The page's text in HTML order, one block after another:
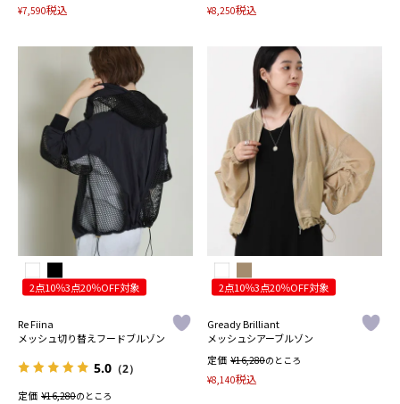
¥7,590税込
¥8,250税込
2点10％3点20％OFF対象
Re Fiina
メッシュ切り替えフードブルゾン
5.0 （2）
定価 ¥16,280のところ
2点10％3点20％OFF対象
Gready Brilliant
メッシュシアーブルゾン
定価 ¥16,280のところ
¥8,140税込